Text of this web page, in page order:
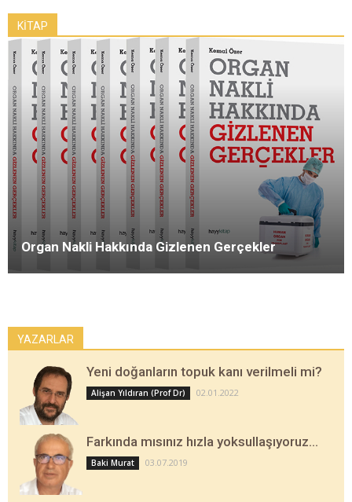
KİTAP
Organ Nakli Hakkında Gizlenen Gerçekler
YAZARLAR
Yeni doğanların topuk kanı verilmeli mi?
Alişan Yıldıran (Prof Dr) 02.01.2022
Farkında mısınız hızla yoksullaşıyoruz…
Baki Murat 03.07.2019